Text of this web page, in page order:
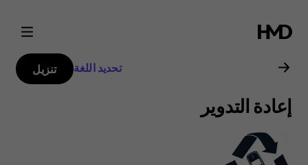
دليل
مستخدم
Nokia
C1
تحديد اللغة تنزيل
إعادة التدوير